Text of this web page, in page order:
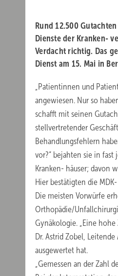
Rund 12.500
Dienste der Kranken-
Verdacht richtig. Das
Dienst am 15. Mai in
„Patientinnen und
angewiesen. Nur so
schafft mit seinen
stellvertretender
Behandlungsfehlern
vor?“ bejahten sie in
Kranken- häuser; davon
Hier bestätigten die
Die meisten Vorwürfe
Orthopädie/
Gynäkologie. „Eine
Dr. Astrid Zobel,
ausgewertet hat.
„Gemessen an der Zahl